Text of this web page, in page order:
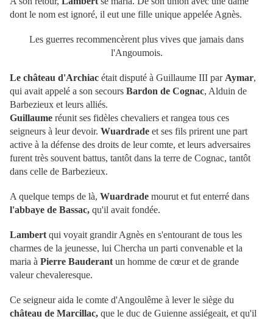
dont le nom est ignoré, il eut une fille unique appelée Agnès.
Les guerres recommencèrent plus vives que jamais dans
l'Angoumois.
Le château d'Archiac était disputé à Guillaume III par Aymar,
qui avait appelé a son secours Bardon de Cognac, Alduin de
Barbezieux et leurs alliés.
Guillaume réunit ses fidèles chevaliers et rangea tous ces
seigneurs à leur devoir. Wuardrade et ses fils prirent une part
active à la défense des droits de leur comte, et leurs adversaires
furent très souvent battus, tantôt dans la terre de Cognac, tantôt
dans celle de Barbezieux.
A quelque temps de là, Wuardrade mourut et fut enterré dans
l'abbaye de Bassac, qu'il avait fondée.
Lambert qui voyait grandir Agnès en s'entourant de tous les
charmes de la jeunesse, lui Chercha un parti convenable et la
maria à Pierre Bauderant un homme de cœur et de grande
valeur chevaleresque.
Ce seigneur aida le comte d'Angoulême à lever le siège du
château de Marcillac, que le duc de Guienne assiégeait, et qu'il